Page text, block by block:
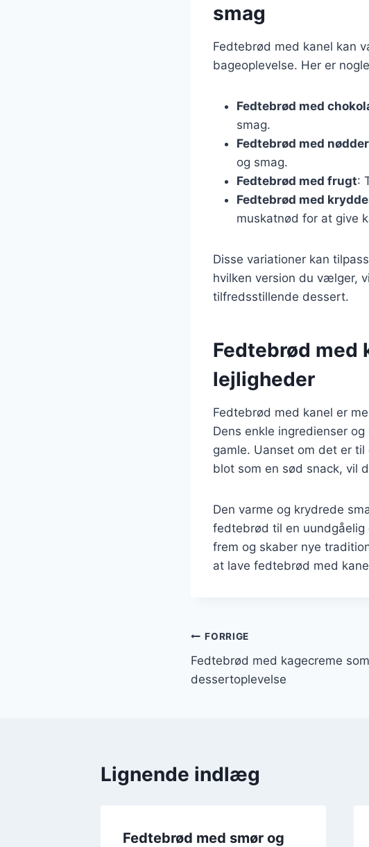
smag
Fedtebrød med kanel kan
bageoplevelse. Her er
Fedtebrød med
smag.
Fedtebrød med nødder
og smag.
Fedtebrød med frugt:
Fedtebrød med
muskatnød for at give
Disse variationer kan
hvilken version du vælger,
tilfredsstillende dessert.
Fedtebrød med
lejligheder
Fedtebrød med kanel er
Dens enkle ingredienser
gamle. Uanset om det er
blot som en sød snack, vil
Den varme og krydrede
fedtebrød til en
frem og skaber nye
at lave fedtebrød med
Indlægsnavigation
FORRIGE
Fedtebrød med kagecreme som
dessertoplevelse
Lignende indlæg
Fedtebrød med smør og